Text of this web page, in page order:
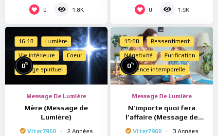
0 1.8K 0 1.9K
16:18 Lumière
Vie intérieure Coeur
Voyage spirituel
0%
Message De Lumière
Mère (Message de
Lumière)
Viter7960
2 Années
15:08 Ressentiment
Négativité Purification
Présence intemporelle
0%
Message De Lumière
N’importe quoi fera
l’affaire (Message de
Viter7960
3 Années